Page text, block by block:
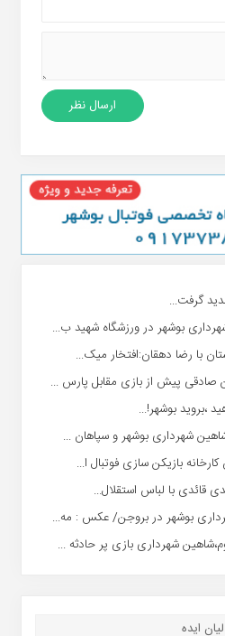
گرفت...
بوشهر در ورزشگاه شهید ب...
با رضا دهقان:افتخار میک...
صادقی پیش از بازی مقابل پارس ...
،بروید بوشهر!...
شهردارى بوشهر و سپاهان ...
بازیکن سازی فوتبال ا...
قائدی با لباس استقلال...
بوشهر در بروجن/ عکس : مه...
شهرداری بازی پر حادثه ...
لیان ایده